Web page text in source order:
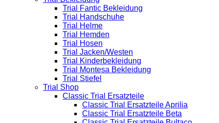
Trial Fantic Bekleidung
Trial Handschuhe
Trial Helme
Trial Hemden
Trial Hosen
Trial Jacken/Westen
Trial Kinderbekleidung
Trial Montesa Bekleidung
Trial Stiefel
Trial Shop
Classic Trial Ersatzteile
Classic Trial Ersatzteile Aprilia
Classic Trial Ersatzteile Beta